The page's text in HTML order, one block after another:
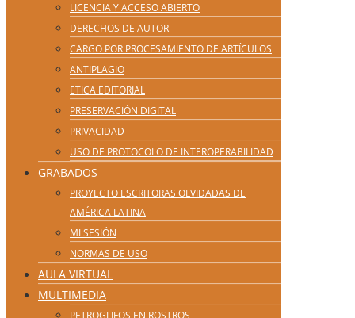
LICENCIA Y ACCESO ABIERTO
DERECHOS DE AUTOR
CARGO POR PROCESAMIENTO DE ARTÍCULOS
ANTIPLAGIO
ETICA EDITORIAL
PRESERVACIÓN DIGITAL
PRIVACIDAD
USO DE PROTOCOLO DE INTEROPERABILIDAD
GRABADOS
PROYECTO ESCRITORAS OLVIDADAS DE
AMÉRICA LATINA
MI SESIÓN
NORMAS DE USO
AULA VIRTUAL
MULTIMEDIA
PETROGLIFOS EN ROSTROS